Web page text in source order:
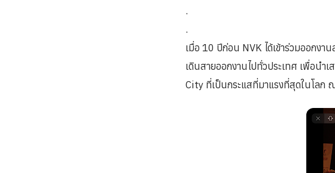
.
.
เมื่อ 10 ปีก่อน NVK ได้เข้าร่วมออกง
เดินสายออกงานไปทั่วประเทศ เพื่อน
City ที่เป็นกระแสที่มาแรงที่สุดในโลก